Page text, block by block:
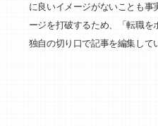
に良いイメージがないことも事
ージを打破するため、「転職
独自の切り口で記事を編集して